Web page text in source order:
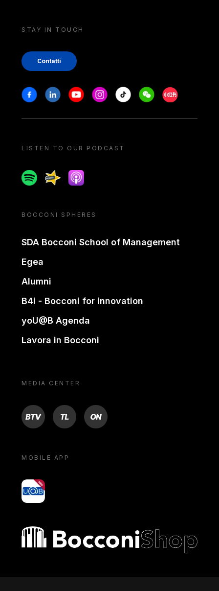
STAY IN TOUCH
Contatti
Stay in touch
FacebookLinkedinYoutubeInstagram
Tiktok WeechatXiaohongshu/
LISTEN TO OUR PODCAST
SpotifySpreakerApple podcast
BOCCONI SPHERES
SDA Bocconi School of Management
Egea
Alumni
B4i - Bocconi for innovation
yoU@B Agenda
Lavora in Bocconi
MEDIA CENTER
BTV TL ON
MOBILE APP
yoU@B
Bocconi shop